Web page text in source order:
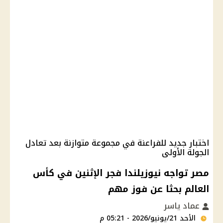
اختبار جديد للفراعنة في مجموعة متوازنة بعد تعادل
الجولة الأولى
مصر تواجه نيوزيلندا فجر الإثنين في كأس
العالم بحثا عن فوز مهم
عماد ياسر
الأحد 21/يونيو/2026 - 05:21 م